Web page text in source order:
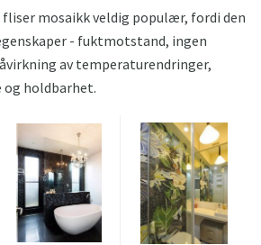
fliser mosaikk veldig populær, fordi den
- fuktmotstand, ingen
av temperaturendringer,
holdbarhet.